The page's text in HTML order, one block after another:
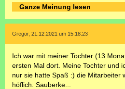
Ganze Meinung lesen
Gregor, 21.12.2021 um 15:18:23
Ich war mit meiner Tochter (13
ersten Mal dort. Meine Tochter und
nur sie hatte Spaß :) die Mitarbeiter
höflich. Sauberke...